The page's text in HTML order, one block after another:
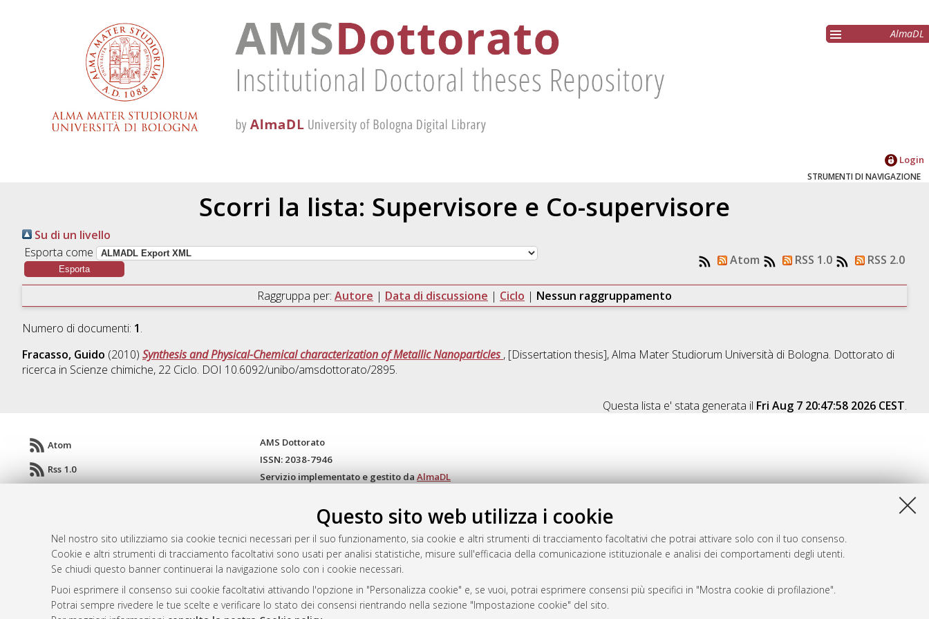
Questo sito web utilizza i cookie
Nel nostro sito utilizziamo sia cookie tecnici necessari per il suo funzionamento, sia cookie e altri strumenti di tracciamento facoltativi che potrai attivare solo con il tuo consenso.
Cookie e altri strumenti di tracciamento facoltativi sono usati per analisi statistiche, misure sull'efficacia della comunicazione istituzionale e analisi dei comportamenti degli utenti.
Se chiudi questo banner continuerai la navigazione solo con i cookie necessari.
Puoi esprimere il consenso sui cookie facoltativi attivando l'opzione in "Personalizza cookie" e, se vuoi, potrai esprimere consensi più specifici in "Mostra cookie di profilazione".
Potrai sempre rivedere le tue scelte e verificare lo stato dei consensi rientrando nella sezione "Impostazione cookie" del sito.
AlmaDL
Login
STRUMENTI DI NAVIGAZIONE
Scorri la lista: Supervisore e Co-supervisore
Su di un livello
Esporta come
Atom RSS 1.0 RSS 2.0
Raggruppa per: Autore | Data di discussione | Ciclo | Nessun raggruppamento
Numero di documenti: 1.
Fracasso, Guido (2010) Synthesis and Physical-Chemical characterization of Metallic Nanoparticles , [Dissertation thesis], Alma Mater Studiorum Università di Bologna. Dottorato di
ricerca in Scienze chimiche, 22 Ciclo. DOI 10.6092/unibo/amsdottorato/2895.
Questa lista e' stata generata il Fri Aug 7 20:47:58 2026 CEST.
Atom
Rss 1.0
AMS Dottorato
ISSN: 2038-7946
Servizio implementato e gestito da AlmaDL
Informativa sulla privacy
Condizioni d’uso del sito
© ALMA MATER STUDIORUM - Università di Bologna, 2007-2026.